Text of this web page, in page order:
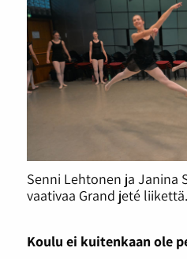
Senni Lehtonen ja Janina
vaativaa Grand jeté
Koulu ei kuitenkaan ole